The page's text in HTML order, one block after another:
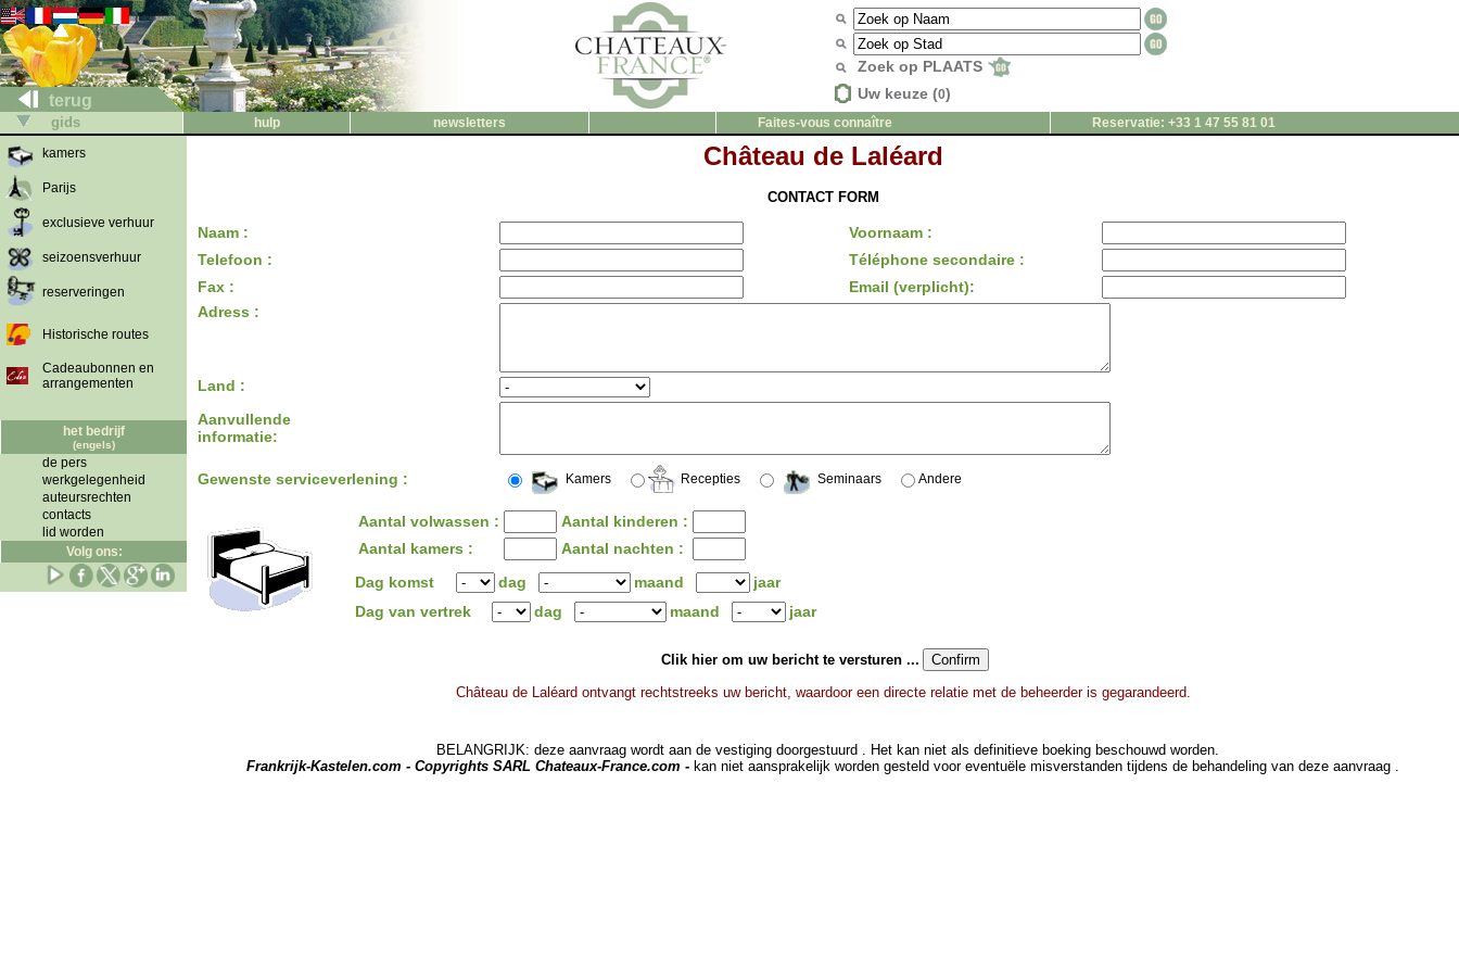
terug
Zoek op PLAATS
Uw keuze (0)
gids hulp newsletters Faites-vous connaître
Reservatie: +33 1 47 55 81 01
kamers
Parijs
exclusieve verhuur
seizoensverhuur
reserveringen
Historische routes
Cadeaubonnen en
arrangementen
het bedrijf
(engels)
de pers
werkgelegenheid
auteursrechten
contacts
lid worden
Volg ons:
Château de Laléard
CONTACT FORM
Naam :
Voornaam :
Telefoon :
Téléphone secondaire :
Fax :
Email (verplicht):
Adress :
Land :
Aanvullende
informatie:
Gewenste serviceverlening : Kamers Recepties Seminaars Andere
Aantal volwassen :
Aantal kinderen :
Aantal kamers :
Aantal nachten :
Dag komst
dag maand
jaar
Dag van vertrek
dag maand jaar
Clik hier om uw bericht te versturen ...
Château de Laléard ontvangt rechtstreeks uw bericht, waardoor een directe relatie met de beheerder is gegarandeerd.
BELANGRIJK: deze aanvraag wordt aan de vestiging doorgestuurd . Het kan niet als definitieve boeking beschouwd worden.
Frankrijk-Kastelen.com - Copyrights SARL Chateaux-France.com - kan niet aansprakelijk worden gesteld voor eventuële misverstanden tijdens de behandeling van deze aanvraag .